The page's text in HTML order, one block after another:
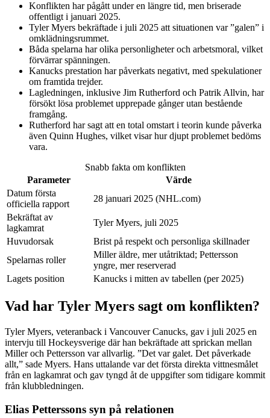
Konflikten har pågått under en längre tid, men briserade
offentligt i januari 2025.
Tyler Myers bekräftade i juli 2025 att situationen var ”galen” i
omklädningsrummet.
Båda spelarna har olika personligheter och arbetsmoral, vilket
förvärrar spänningen.
Kanucks prestation har påverkats negativt, med spekulationer
om framtida trejder.
Lagledningen, inklusive Jim Rutherford och Patrik Allvin, har
försökt lösa problemet upprepade gånger utan bestående
framgång.
Rutherford har sagt att en total omstart i teorin kunde påverka
även Quinn Hughes, vilket visar hur djupt problemet bedöms
vara.
Snabb fakta om konflikten
Parameter
Värde
Datum första
officiella rapport
28 januari 2025 (NHL.com)
Bekräftat av
lagkamrat
Tyler Myers, juli 2025
Huvudorsak
Brist på respekt och personliga skillnader
Spelarnas roller
Miller äldre, mer utåtriktad; Pettersson
yngre, mer reserverad
Lagets position
Kanucks i mitten av tabellen (per 2025)
Vad har Tyler Myers sagt om konflikten?
Tyler Myers, veteranback i Vancouver Canucks, gav i juli 2025 en
intervju till Hockeysverige där han bekräftade att sprickan mellan
Miller och Pettersson var allvarlig. ”Det var galet. Det påverkade
allt,” sade Myers. Hans uttalande var det första direkta vittnesmålet
från en lagkamrat och gav tyngd åt de uppgifter som tidigare kommit
från klubbledningen.
Elias Petterssons syn på relationen